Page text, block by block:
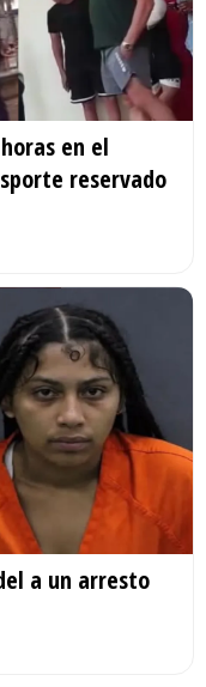
en el
reservado
a un arresto